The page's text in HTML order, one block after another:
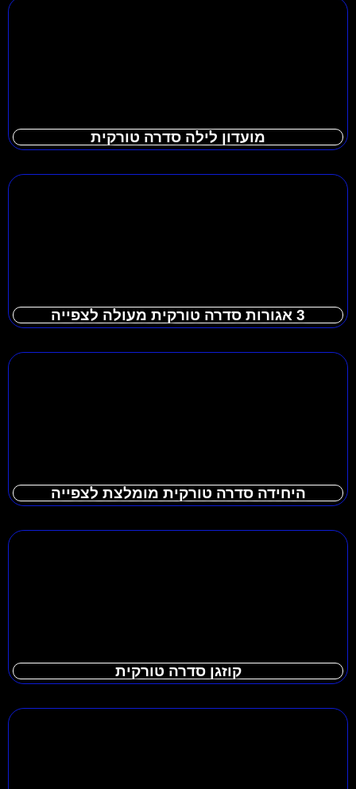
מועדון לילה סדרה טורקית
3 אגורות סדרה טורקית מעולה לצפייה
היחידה סדרה טורקית מומלצת לצפייה
קוזגן סדרה טורקית